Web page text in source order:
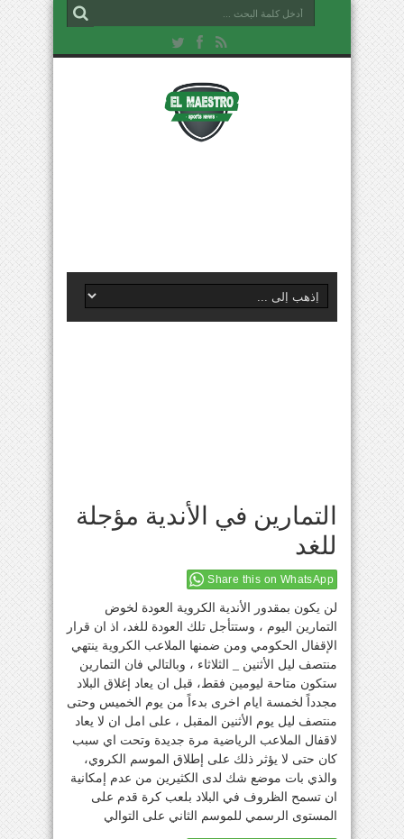
التمارين في الأندية مؤجلة
للغد
Share this on WhatsApp
لن يكون بمقدور الأندية الكروية العودة لخوض
التمارين اليوم ، وستتأجل تلك العودة للغد، اذ ان قرار
الإقفال الحكومي ومن ضمنها الملاعب الكروية ينتهي
منتصف ليل الأثنين _ الثلاثاء ، وبالتالي فان التمارين
ستكون متاحة ليومين فقط، قبل ان يعاد إغلاق البلاد
مجدداً لخمسة ايام اخرى بدءاً من يوم الخميس وحتى
منتصف ليل يوم الأثنين المقبل ، على امل ان لا يعاد
لاقفال الملاعب الرياضية مرة جديدة وتحت اي سبب
كان حتى لا يؤثر ذلك على إطلاق الموسم الكروي،
والذي بات موضع شك لدى الكثيرين من عدم إمكانية
ان تسمح الظروف في البلاد بلعب كرة قدم على
المستوى الرسمي للموسم الثاني على التوالي